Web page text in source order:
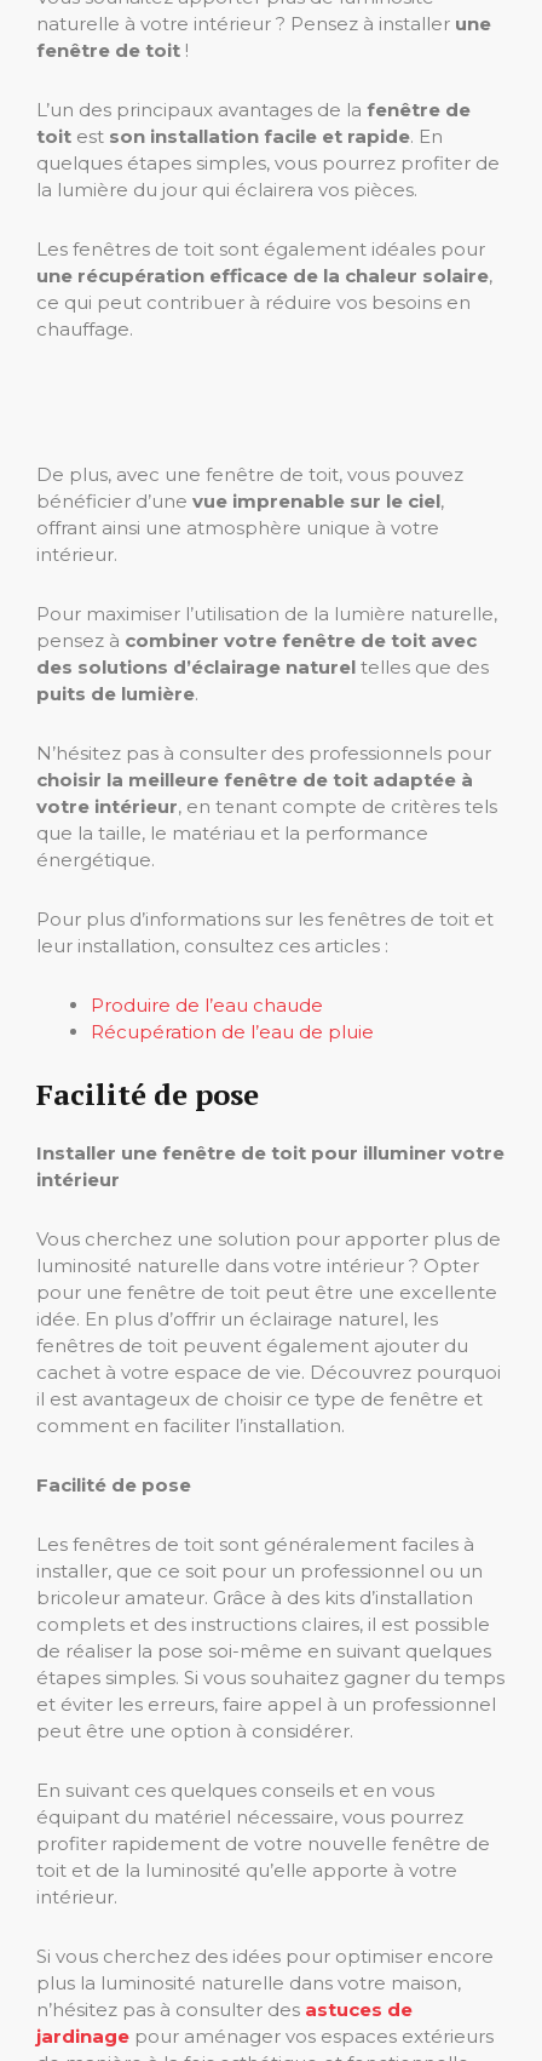
naturelle à votre intérieur ? Pensez à installer une
fenêtre de toit !
L’un des principaux avantages de la fenêtre de
toit est son installation facile et rapide. En
quelques étapes simples, vous pourrez profiter de
la lumière du jour qui éclairera vos pièces.
Les fenêtres de toit sont également idéales pour
une récupération efficace de la chaleur solaire,
ce qui peut contribuer à réduire vos besoins en
chauffage.
De plus, avec une fenêtre de toit, vous pouvez
bénéficier d’une vue imprenable sur le ciel,
offrant ainsi une atmosphère unique à votre
intérieur.
Pour maximiser l’utilisation de la lumière naturelle,
pensez à combiner votre fenêtre de toit avec
des solutions d’éclairage naturel telles que des
puits de lumière.
N’hésitez pas à consulter des professionnels pour
choisir la meilleure fenêtre de toit adaptée à
votre intérieur, en tenant compte de critères tels
que la taille, le matériau et la performance
énergétique.
Pour plus d’informations sur les fenêtres de toit et
leur installation, consultez ces articles :
Produire de l’eau chaude
Récupération de l’eau de pluie
Facilité de pose
Installer une fenêtre de toit pour illuminer votre
intérieur
Vous cherchez une solution pour apporter plus de
luminosité naturelle dans votre intérieur ? Opter
pour une fenêtre de toit peut être une excellente
idée. En plus d’offrir un éclairage naturel, les
fenêtres de toit peuvent également ajouter du
cachet à votre espace de vie. Découvrez pourquoi
il est avantageux de choisir ce type de fenêtre et
comment en faciliter l’installation.
Facilité de pose
Les fenêtres de toit sont généralement faciles à
installer, que ce soit pour un professionnel ou un
bricoleur amateur. Grâce à des kits d’installation
complets et des instructions claires, il est possible
de réaliser la pose soi-même en suivant quelques
étapes simples. Si vous souhaitez gagner du temps
et éviter les erreurs, faire appel à un professionnel
peut être une option à considérer.
En suivant ces quelques conseils et en vous
équipant du matériel nécessaire, vous pourrez
profiter rapidement de votre nouvelle fenêtre de
toit et de la luminosité qu’elle apporte à votre
intérieur.
Si vous cherchez des idées pour optimiser encore
plus la luminosité naturelle dans votre maison,
n’hésitez pas à consulter des astuces de
jardinage pour aménager vos espaces extérieurs